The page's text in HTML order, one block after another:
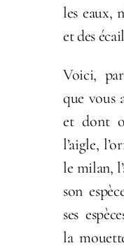
les eaux,
et des
Voici,
que vous
et dont
l’aigle,
le milan,
son
ses
la